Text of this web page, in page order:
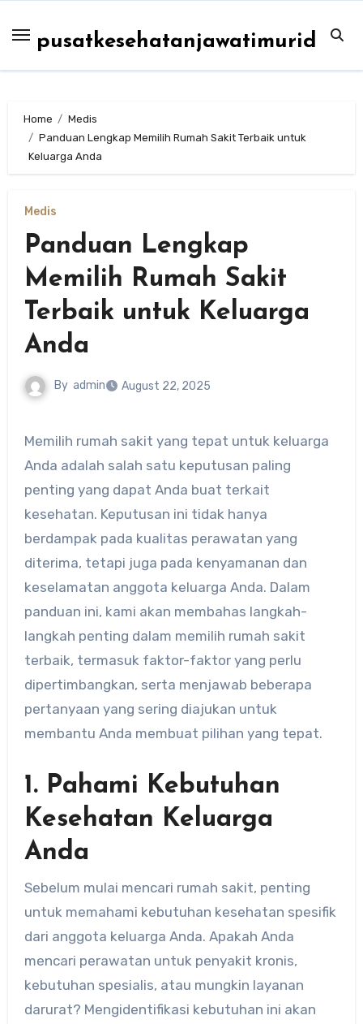
content
pusatkesehatanjawatimurid
Home
Medis
Panduan Lengkap Memilih Rumah Sakit Terbaik untuk
Keluarga Anda
Medis
Panduan Lengkap
Memilih Rumah Sakit
Terbaik untuk Keluarga
Anda
By admin August 22, 2025
Memilih rumah sakit yang tepat untuk keluarga
Anda adalah salah satu keputusan paling
penting yang dapat Anda buat terkait
kesehatan. Keputusan ini tidak hanya
berdampak pada kualitas perawatan yang
diterima, tetapi juga pada kenyamanan dan
keselamatan anggota keluarga Anda. Dalam
panduan ini, kami akan membahas langkah-
langkah penting dalam memilih rumah sakit
terbaik, termasuk faktor-faktor yang perlu
dipertimbangkan, serta menjawab beberapa
pertanyaan yang sering diajukan untuk
membantu Anda membuat pilihan yang tepat.
1. Pahami Kebutuhan
Kesehatan Keluarga
Anda
Sebelum mulai mencari rumah sakit, penting
untuk memahami kebutuhan kesehatan spesifik
dari anggota keluarga Anda. Apakah Anda
mencari perawatan untuk penyakit kronis,
kebutuhan spesialis, atau mungkin layanan
darurat? Mengidentifikasi kebutuhan ini akan